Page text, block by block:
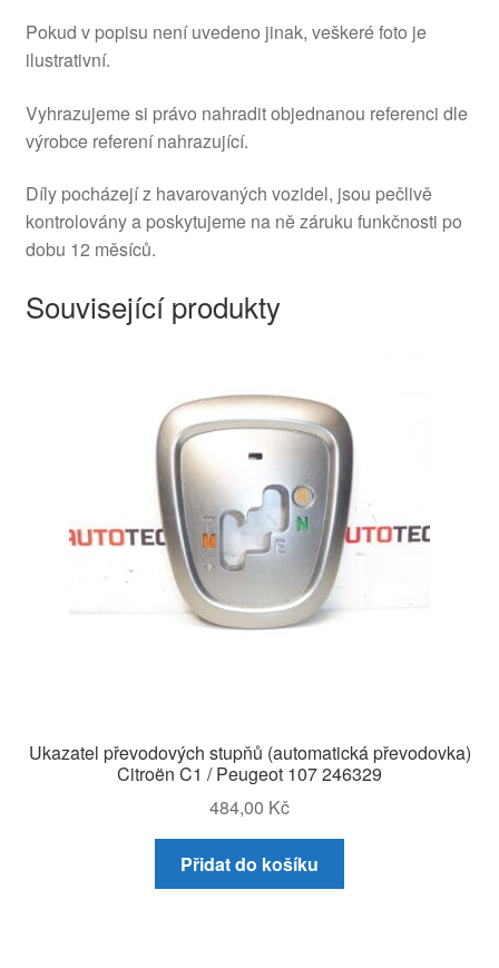
Pokud v popisu není uvedeno jinak, veškeré foto je
ilustrativní.
Vyhrazujeme si právo nahradit objednanou referenci dle
výrobce referení nahrazující.
Díly pocházejí z havarovaných vozidel, jsou pečlivě
kontrolovány a poskytujeme na ně záruku funkčnosti po
dobu 12 měsíců.
Související produkty
Ukazatel převodových stupňů (automatická převodovka)
Citroën C1 / Peugeot 107 246329
484,00 Kč
Přidat do košíku